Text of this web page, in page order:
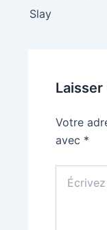
Slay
Votre
avec *
ici…